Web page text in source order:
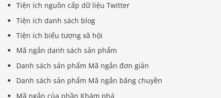
Tiện ích nguồn cấp dữ liệu Twitter
Tiện ích danh sách blog
Tiện ích biểu tượng xã hội
Mã ngắn danh sách sản phẩm
Danh sách sản phẩm Mã ngắn đơn giản
Danh sách sản phẩm Mã ngắn băng chuyền
Mã ngắn của phần Khám phá